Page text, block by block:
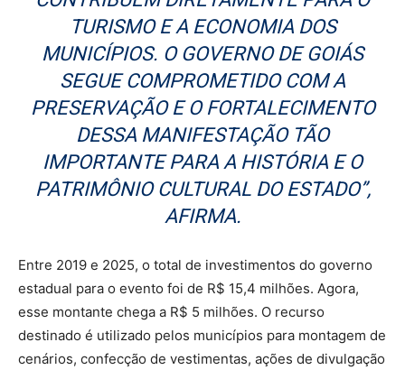
TURISMO E A ECONOMIA DOS
MUNICÍPIOS. O GOVERNO DE GOIÁS
SEGUE COMPROMETIDO COM A
PRESERVAÇÃO E O FORTALECIMENTO
DESSA MANIFESTAÇÃO TÃO
IMPORTANTE PARA A HISTÓRIA E O
PATRIMÔNIO CULTURAL DO ESTADO”,
AFIRMA.
Entre 2019 e 2025, o total de investimentos do governo
estadual para o evento foi de R$ 15,4 milhões. Agora,
esse montante chega a R$ 5 milhões. O recurso
destinado é utilizado pelos municípios para montagem de
cenários, confecção de vestimentas, ações de divulgação